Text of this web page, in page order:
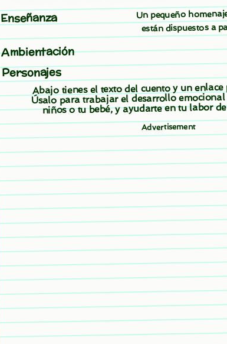
Enseñanza Un pequeño
están dispuestos a
Ambientación
Personajes
Abajo tienes el texto del cuento y un
Úsalo para trabajar el desarrollo
niños o tu bebé, y ayudarte en tu labor
Advertisement